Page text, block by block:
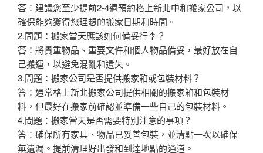
答：建議您至少提前2-4週預約格上新北中和搬家公司，以
確保能夠獲得您理想的搬家日期和時間。
2.問題：搬家當天應該如何備妥行李？
答：將貴重物品、重要文件和個人物品備妥，最好放在自
己搬運，以避免混亂和遺失。
3.問題：搬家公司是否提供搬家箱或包裝材料？
答：通常格上新北搬家公司提供相關的搬家箱和包裝材
料，但最好在搬家前確認並準備一些自己的包裝材料。
4.問題：搬家當天是否需要特別注意的事項？
答：確保所有家具、物品已妥善包裝，並清點一次以確保
無遺漏。提前清理好出發和到達地點的通道。